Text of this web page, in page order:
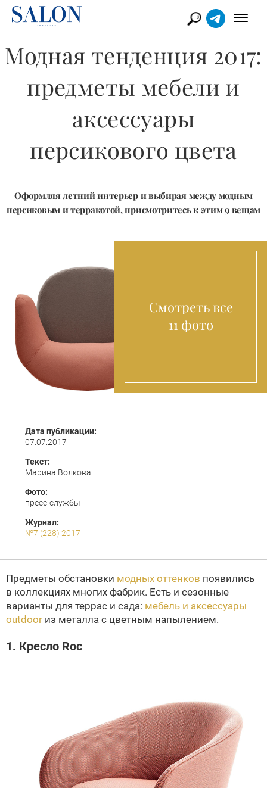
Модная тенденция 2017:
предметы мебели и
аксессуары
персикового цвета
​Оформляя летний интерьер и выбирая между модным
персиковым и терракотой, присмотритесь к этим 9 вещам
Смотреть все
11 фото
Дата публикации:
07.07.2017
Текст:
Марина Волкова
Фото:
пресс-службы
Журнал:
№7 (228) 2017
Предметы обстановки модных оттенков появились
в коллекциях многих фабрик. Есть и сезонные
варианты для террас и сада: мебель и аксессуары
outdoor из металла с цветным напылением.
1. Кресло Roc